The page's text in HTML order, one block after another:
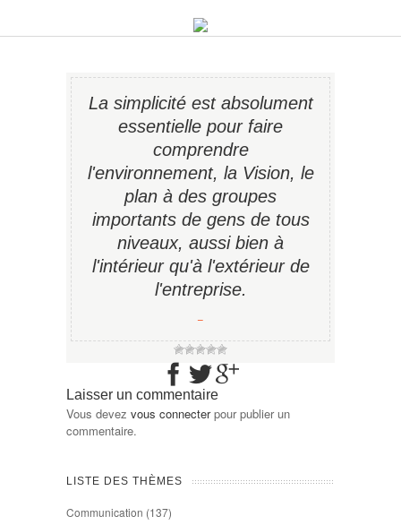
La simplicité est absolument
essentielle pour faire
comprendre
l'environnement, la Vision, le
plan à des groupes
importants de gens de tous
niveaux, aussi bien à
l'intérieur qu'à l'extérieur de
l'entreprise.
−
Laisser un commentaire
Vous devez vous connecterpour publier un
commentaire.
LISTE DES THÈMES
Communication (137)